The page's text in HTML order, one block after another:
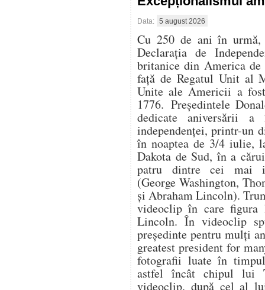
Data: 5 august 2026
Cu 250 de ani în
Declarația de
britanice din America de
față de Regatul Unit al
Unite ale Americii a
1776. Președintele
dedicate aniversării
independenței, printr-un
în noaptea de 3/4 iulie,
Dakota de Sud, în a
patru dintre cei mai
(George Washington,
și Abraham Lincoln).
videoclip în care figura
Lincoln. În videoclip
președinte pentru mulți
greatest president for
fotografii luate în
astfel încât chipul lui
videoclip, după cel al